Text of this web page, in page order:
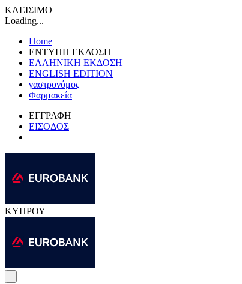
ΚΛΕΙΣΙΜΟ
Loading...
Home
ΕΝΤΥΠΗ ΕΚΔΟΣΗ
ΕΛΛΗΝΙΚΗ ΕΚΔΟΣΗ
ENGLISH EDITION
γαστρονόμος
Φαρμακεία
ΕΓΓΡΑΦΗ
ΕΙΣΟΔΟΣ
ΚΥΠΡΟΥ